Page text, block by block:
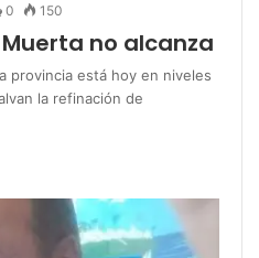
0 150
Muerta no alcanza
provincia está hoy en niveles
la refinación de